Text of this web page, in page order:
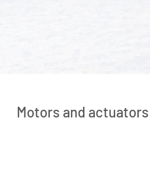
Motors and actuators